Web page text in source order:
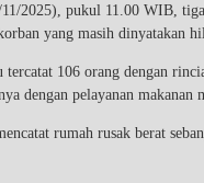
2025), pukul 11.00 WIB,
yang masih dinyatakan
tercatat 106 orang dengan
dengan pelayanan
rumah rusak berat